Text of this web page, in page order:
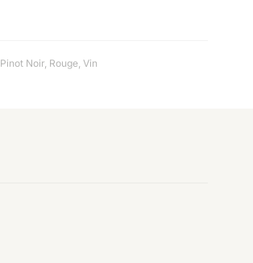
Pinot Noir, Rouge, Vin